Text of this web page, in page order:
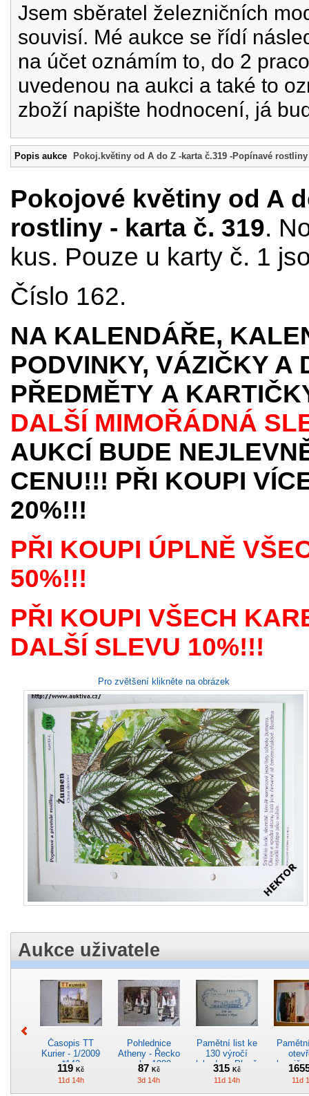
Jsem sběratel železničních
souvisí. Mé aukce se řídí
na účet oznámím to, do 2
uvedenou na aukci a také to
zboží napište hodnocení, já
Popis aukce Pokoj.květiny od A do Z -karta č.319 -Popínavé rostliny
Pokojové květiny od A
rostliny - karta č. 319.
kus. Pouze u karty č. 1
Číslo 162.
NA KALENDÁŘE,
PODVINKY, VÁZIČKY A
PŘEDMĚTY A
DALŠÍ MIMOŘÁDNÁ
AUKCÍ BUDE
CENU!!! PŘI KOUPI
20%!!!
PŘI KOUPI ÚPLNĚ
50%!!!
PŘI KOUPI VŠECH
DALŠÍ SLEVU 10%!!!
Pro zvětšení klikněte na obrázek
Aukce uživatele
Časopis TT
Kurier - 1/2009
*142
119Kč
11d 14h
Pohlednice
Atheny - Řecko
z roku 1989.
Nová nepoužitá
*5019
87 Kč
3d 14h
Pamětní list ke
130 výročí
lokodepa Plzeň
*2963
315 Kč
11d 14h 11d